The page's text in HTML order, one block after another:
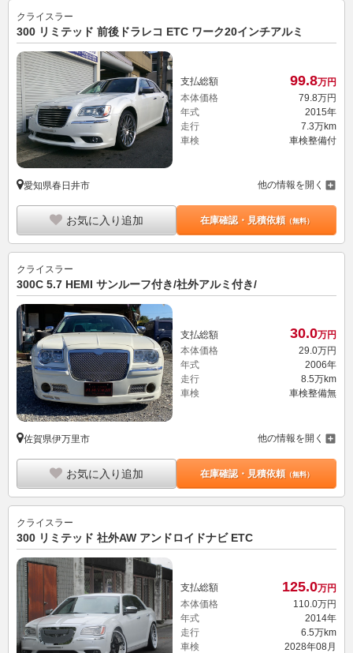
クライスラー
300 リミテッド 前後ドラレコ ETC ワーク20インチアルミ
支払総額 99.8万円
本体価格
79. 8万円
年式
2015年
走行
7.3万km
車検
車検整備付
愛知県春日井市 他の情報を開く
お気に入り追加 在庫確認・見積依頼（無料）
クライスラー
300C 5.7 HEMI サンルーフ付き/社外アルミ付き/
支払総額 30.0万円
本体価格
29.0万円
年式
2006年
走行
8.5万km
車検
車検整備無
佐賀県伊万里市 他の情報を開く
お気に入り追加 在庫確認・見積依頼（無料）
クライスラー
300 リミテッド 社外AW アンドロイドナビ ETC
支払総額 125.0万円
本体価格
110. 0万円
年式
2014年
走行
6.5万km
車検
2028年08月